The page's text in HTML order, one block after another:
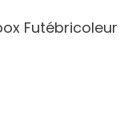
Futébricoleur